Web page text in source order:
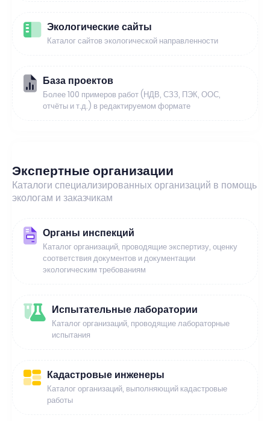
Экологические сайты
Каталог сайтов экологической направленности
База проектов
Более 100 примеров работ (НДВ, СЗЗ, ПЭК, ООС,
отчёты и т.д.) в редактируемом формате
Экспертные организации
Каталоги специализированных организаций в помощь
экологам и заказчикам
Органы инспекций
Каталог организаций, проводящие экспертизу, оценку
соответствия документов и документации
экологическим требованиям
Испытательные лаборатории
Каталог организаций, проводящие лабораторные
испытания
Кадастровые инженеры
Каталог организаций, выполняющий кадастровые
работы